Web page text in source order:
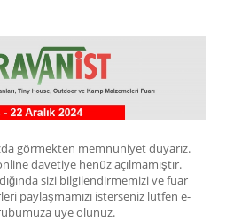
görmekten memnuniyet duyarız.
davetiye henüz açılmamıştır.
sizi bilgilendirmemizi ve fuar
paylaşmamızı isterseniz lütfen e-
üye olunuz.